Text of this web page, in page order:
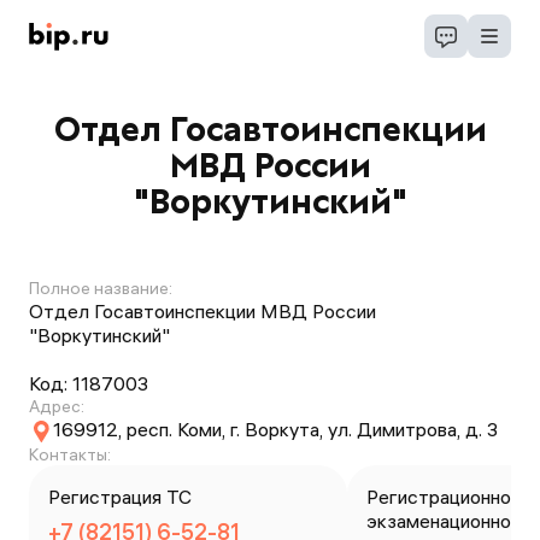
Отдел Госавтоинспекции
МВД России
"Воркутинский"
Полное название:
Отдел Госавтоинспекции МВД России
"Воркутинский"
Код: 1187003
Адрес:
169912, респ. Коми, г. Воркута, ул. Димитрова, д. 3
Контакты:
Регистрация ТС
+7 (82151) 6-52-81
Регистрационно-
экзаменационное